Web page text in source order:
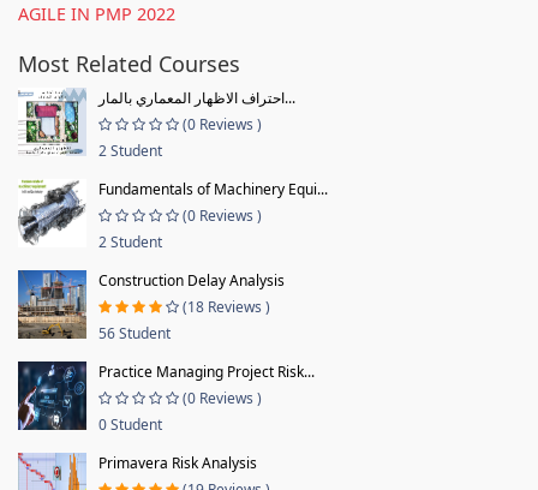
AGILE IN PMP 2022
Most Related Courses
احتراف الاظهار المعماري بالمار...
(0 Reviews )
2 Student
Fundamentals of Machinery Equi...
(0 Reviews )
2 Student
Construction Delay Analysis
(18 Reviews )
56 Student
Practice Managing Project Risk...
(0 Reviews )
0 Student
Primavera Risk Analysis